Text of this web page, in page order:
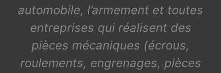
automobile, l’armement et toutes
entreprises qui réalisent des
pièces mécaniques (écrous,
roulements, engrenages, pièces